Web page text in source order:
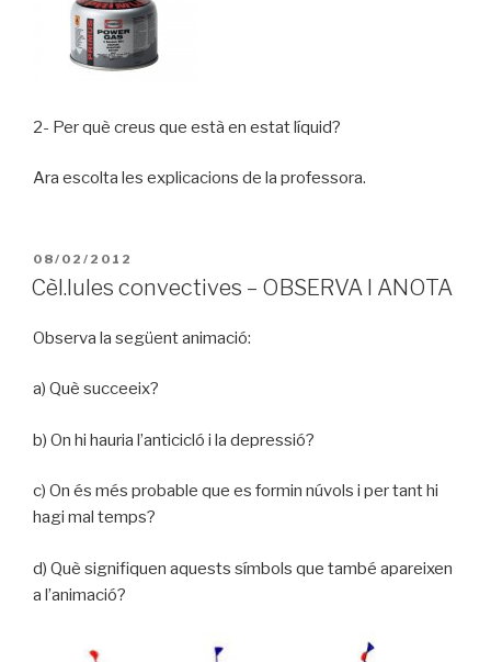
2- Per què creus que està en estat líquid?
Ara escolta les explicacions de la professora.
PUBLICAT
A
08/02/2012
Cèl.lules convectives – OBSERVA I ANOTA
Observa la següent animació:
a) Què succeeix?
b) On hi hauria l’anticicló i la depressió?
c) On és més probable que es formin núvols i per tant hi
hagi mal temps?
d) Què signifiquen aquests símbols que també apareixen
a l’animació?